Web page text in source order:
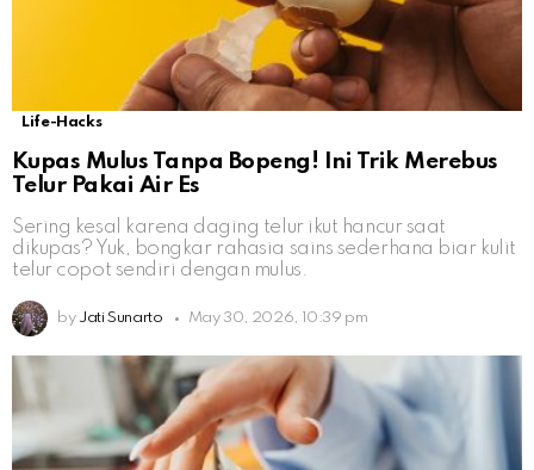
Life-Hacks
Kupas Mulus Tanpa Bopeng! Ini Trik Merebus
Telur Pakai Air Es
Sering kesal karena daging telur ikut hancur saat
dikupas? Yuk, bongkar rahasia sains sederhana biar kulit
telur copot sendiri dengan mulus.
by Jati Sunarto May 30, 2026, 10:39 pm